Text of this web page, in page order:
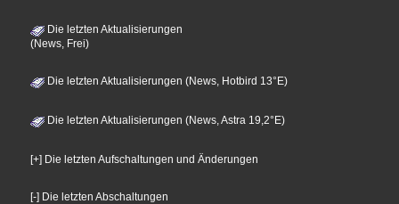
Die letzten Aktualisierungen
(News, Frei)
Die letzten Aktualisierungen (News, Hotbird 13°E)
Die letzten Aktualisierungen (News, Astra 19,2°E)
[+] Die letzten Aufschaltungen und Änderungen
[-] Die letzten Abschaltungen